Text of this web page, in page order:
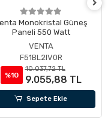
Monokristal Güneş
Paneli 550 Watt
VENTA
F51BL2IV0R
%10
10.037,72 TL
9.055,88 TL
Sepete Ekle